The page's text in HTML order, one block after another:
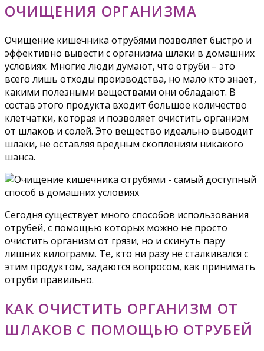
ОЧИЩЕНИЯ ОРГАНИЗМА
Очищение кишечника отрубями позволяет быстро и
эффективно вывести с организма шлаки в домашних
условиях. Многие люди думают, что отруби – это
всего лишь отходы производства, но мало кто знает,
какими полезными веществами они обладают. В
состав этого продукта входит большое количество
клетчатки, которая и позволяет очистить организм
от шлаков и солей. Это вещество идеально выводит
шлаки, не оставляя вредным скоплениям никакого
шанса.
Сегодня существует много способов использования
отрубей, с помощью которых можно не просто
очистить организм от грязи, но и скинуть пару
лишних килограмм. Те, кто ни разу не сталкивался с
этим продуктом, задаются вопросом, как принимать
отруби правильно.
КАК ОЧИСТИТЬ ОРГАНИЗМ ОТ
ШЛАКОВ С ПОМОЩЬЮ ОТРУБЕЙ